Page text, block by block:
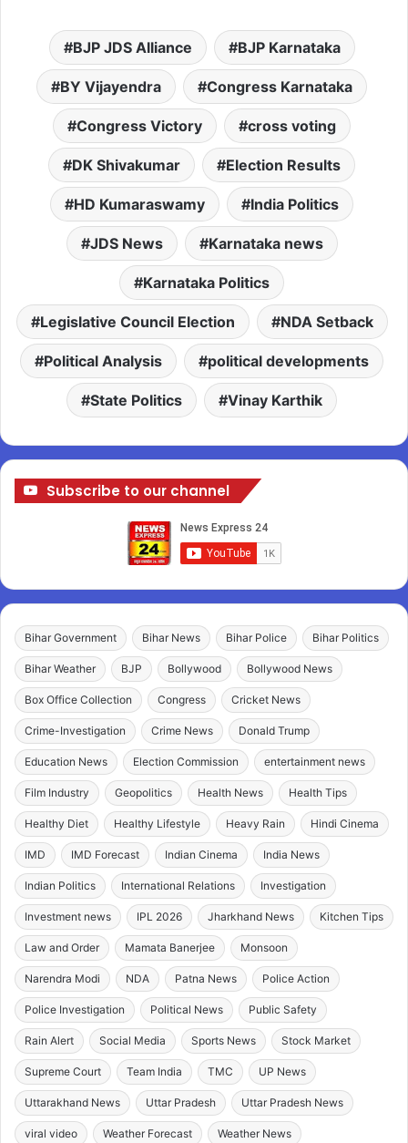
BJP JDS Alliance BJP Karnataka
BY Vijayendra Congress Karnataka
Congress Victory cross voting
DK Shivakumar Election Results
HD Kumaraswamy India Politics
JDS News Karnataka news
Karnataka Politics
Legislative Council Election NDA Setback
Political Analysis political developments
State Politics Vinay Karthik
Subscribe to our channel
Bihar Government Bihar News Bihar Police Bihar Politics
Bihar Weather BJP Bollywood Bollywood News
Box Office Collection Congress Cricket News
Crime-Investigation Crime News Donald Trump
Education News Election Commission entertainment news
Film Industry Geopolitics Health News Health Tips
Healthy Diet Healthy Lifestyle Heavy Rain Hindi Cinema
IMD IMD Forecast Indian Cinema India News
Indian Politics International Relations Investigation
Investment news IPL 2026 Jharkhand News Kitchen Tips
Law and Order Mamata Banerjee Monsoon
Narendra Modi NDA Patna News Police Action
Police Investigation Political News Public Safety
Rain Alert Social Media Sports News Stock Market
Supreme Court Team India TMC UP News
Uttarakhand News Uttar Pradesh Uttar Pradesh News
viral video Weather Forecast Weather News